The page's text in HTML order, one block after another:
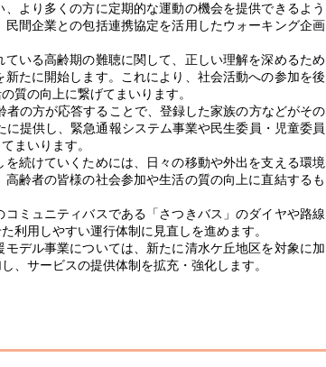
より多くの方に定期的な運動の機会を提供できるよう
間企業との包括連携協定を活用したウォーキング企画
いる高齢期の難聴に関して、正しい理解を深めるため
たに開始します。これにより、社会活動への参加を後
質の向上に繋げてまいります。
の方が応答することで、登録した家族の方などがその
提供し、緊急通報システム事業や民生委員・児童委員
まいります。
続けていくためには、日々の移動や外出を支える環境
齢者の皆様の社会参加や生活の質の向上に直結するも
ミュニティバスである「さつきバス」のダイヤや路線
利用しやすい運行体制に見直しを進めます。
デル事業については、新たに清水ケ丘地区を対象に加
、サービスの提供体制を拡充・強化します。